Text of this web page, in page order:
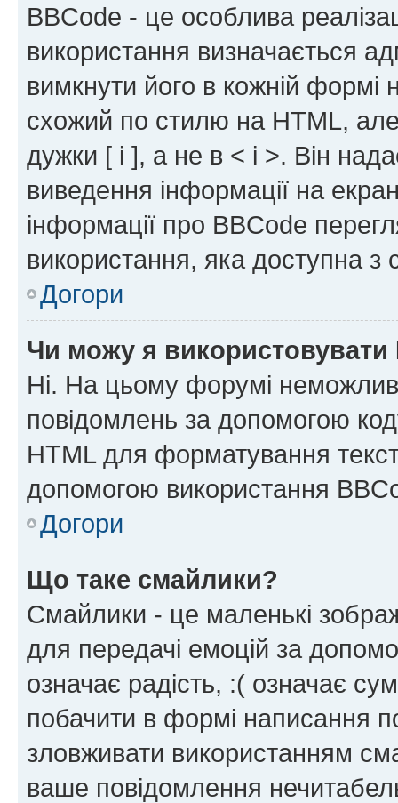
BBCode - це особлива
використання визначається
вимкнути його в кожній
схожий по стилю на HTML, але
дужки [ і ], а не в < і >. Він
виведення інформації на
інформації про BBCode
використання, яка доступна з
Догори
Чи можу я використовувати
Ні. На цьому форумі
повідомлень за допомогою
HTML для форматування
допомогою використання
Догори
Що таке смайлики?
Смайлики - це маленькі
для передачі емоцій за
означає радість, :( означає
побачити в формі написання
зловживати використанням
ваше повідомлення